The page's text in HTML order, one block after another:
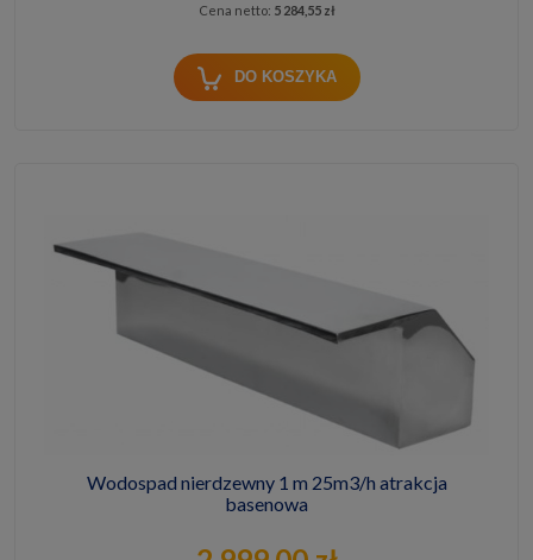
Cena netto: 5 284,55 zł
DO KOSZYKA
Wodospad nierdzewny 1 m 25m3/h atrakcja
basenowa